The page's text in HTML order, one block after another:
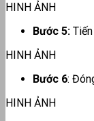
HINH ẢNH
Bước 5:
HINH ẢNH
Bước 6:
HINH ẢNH